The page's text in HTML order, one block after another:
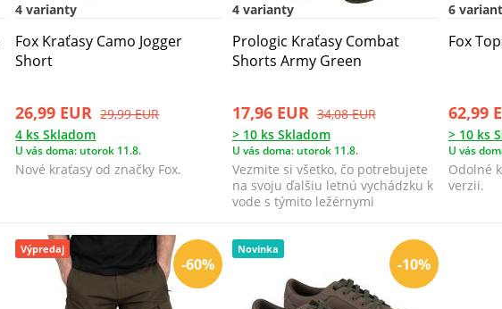
4 varianty
Fox Kraťasy Camo Jogger
Short
26,99 EUR 29,99 EUR
4 ks Skladom
U vás doma: utorok 11.8.
Nové kraťasy od značky Fox.
4 varianty
Prologic Kraťasy Combat
Shorts Army Green
17,96 EUR 34,08 EUR
> 10 ks Skladom
U vás doma: utorok 11.8.
Vezmite si všetko, čo potrebujete
na svoju ďalšiu letnú vychádzku k
vode s týmito ležérnymi
6 variant
Fox
62,99
> 10 ks
U vás
Odolné
verzii.
-60%
Výpredaj
-10%
Novinka